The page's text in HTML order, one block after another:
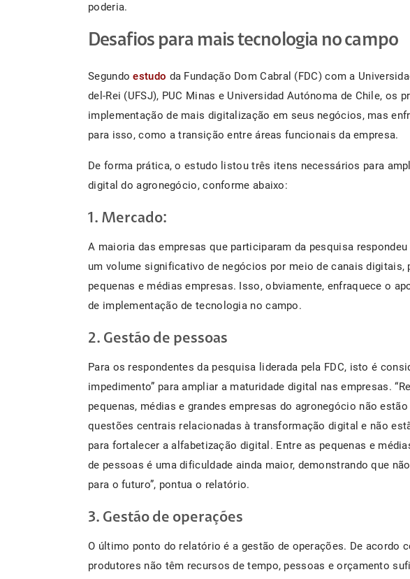
poderia.
Desafios para mais tecnologia no campo
Segundoestudo da Fundação Dom Cabral (FDC) com a
del-Rei (UFSJ), PUC Minas e Universidad Autónoma de Chile, os
implementação de mais digitalização em seus negócios, mas
para isso, como a transição entre áreas funcionais da empresa.
De forma prática, o estudo listou três itens necessários para
digital do agronegócio, conforme abaixo:
1. Mercado:
A maioria das empresas que participaram da pesquisa
um volume significativo de negócios por meio de canais digitais,
pequenas e médias empresas. Isso, obviamente, enfraquece o
de implementação de tecnologia no campo.
2. Gestão de pessoas
Para os respondentes da pesquisa liderada pela FDC, isto é
impedimento” para ampliar a maturidade digital nas empresas.
pequenas, médias e grandes empresas do agronegócio não
questões centrais relacionadas à transformação digital e não
para fortalecer a alfabetização digital. Entre as pequenas e
de pessoas é uma dificuldade ainda maior, demonstrando que
para o futuro”, pontua o relatório.
3. Gestão de operações
O último ponto do relatório é a gestão de operações. De acordo
produtores não têm recursos de tempo, pessoas e orçamento